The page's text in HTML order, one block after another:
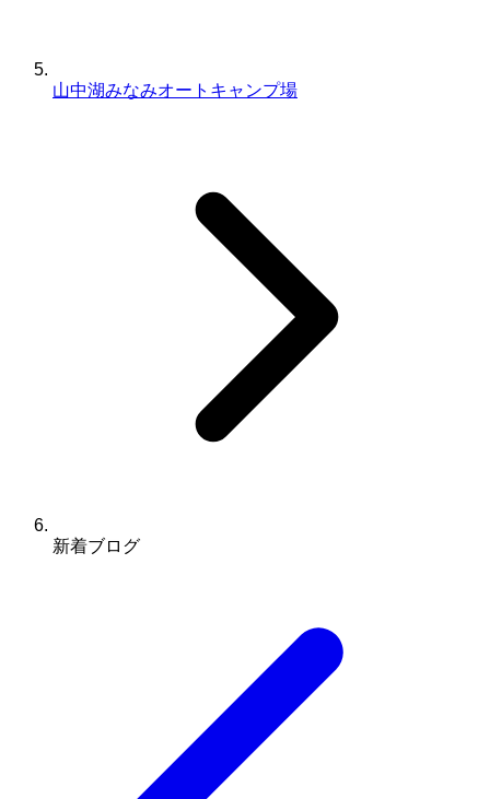
山中湖みなみオートキャンプ場
新着ブログ